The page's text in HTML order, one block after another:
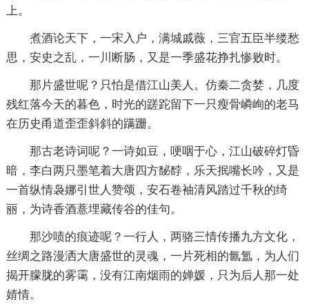
上。
煮酒论天下，一宋入户，满城戚薇，三官五臣半缕愁
思，安史之乱，一川断肠，又是一季盛花挣扎惨败时。
那片盛世呢？只怕是借江山美人。仿秦二贪婪，几度
残红落今天的暮色，时光的蹉跎留下一只瘦骨嶙峋的老马
在历史甬道歪歪斜斜的蹒跚。
那古老诗词呢？一诗如豆，哽咽于心，江山破碎灯昏
暗，李白两只墨笔着大唐四方馝馞，乐天抿嘴长吟，又是
一首纵情袅娜引世人赞颂，安石卷袖清风踏过千秋的绮
丽，为诗香酒薏埋藏传谷的佳句。
那沙啧的痕迹呢？一行人，两骆三情传播九方文化，
丝绸之路漫洒大唐盛世的灵魂，一片死相的氤氲，为人们
揭开朦胧的雾霭，没有江南烟雨的婵媛，只为后人那一处
婧情。